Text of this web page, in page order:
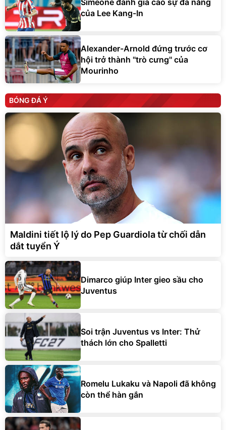
của Lee Kang-In
Alexander-Arnold đứng trước cơ
hội trở thành ''trò cưng'' của
Mourinho
BÓNG ĐÁ Ý
Maldini tiết lộ lý do Pep Guardiola từ chối dẫn
dắt tuyển Ý
Dimarco giúp Inter gieo sầu cho
Juventus
Soi trận Juventus vs Inter: Thử
thách lớn cho Spalletti
Romelu Lukaku và Napoli đã không
còn thể hàn gắn